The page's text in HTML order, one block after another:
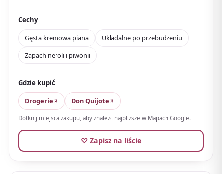
Lekko gęsta konsystencja dobrze się pieni, a włosy po
umyciu wydają się wyciszone. Opinie cenią zapach,
układalność po przebudzeniui gładkie przesuwanie
palców.
Polecany przy odgnieceniach od poduszki lub
puszeniu, łatwy do włączenia jako pielęgnacja
wieczorna. Zapach to neroli i piwonia, spokojny i
stonowany.
Zadbane opakowanie dodaje odrobiny wyjątkowości
produktowi drogeryjnemu.
Cechy
Gęsta kremowa piana
Układalne po przebudzeniu
Zapach neroli i piwonii
Gdzie kupić
Drogerie
Don Quijote
Dotknij miejsca zakupu, aby znaleźć najbliższe w Mapach Google.
♡ Zapisz na liście